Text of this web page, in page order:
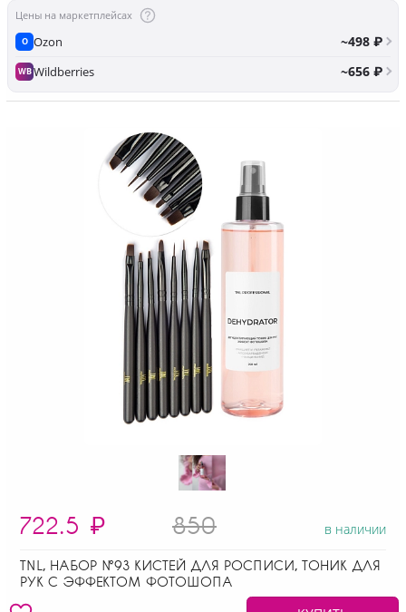
Цены на маркетплейсах
O Ozon ~498 ₽
WBWildberries ~656 ₽
722.5 ₽ 850 в наличии
TNL, НАБОР №93 КИСТЕЙ ДЛЯ РОСПИСИ, ТОНИК ДЛЯ
РУК С ЭФФЕКТОМ ФОТОШОПА